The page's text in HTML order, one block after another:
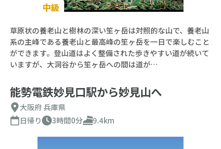
中級
草原状の養老山と樹林の深い笙ヶ岳は対照的な山で、養老山
系の主峰である養老山と最高峰の笙ヶ岳を一日で楽しむこと
ができます。登山道はよく整備された歩きやすい道が続いて
いますが、大洞谷から笙ヶ岳への間は道が…
能勢電鉄妙見口駅から妙見山へ
大阪府 兵庫県
日帰り
3時間0分 9.4km